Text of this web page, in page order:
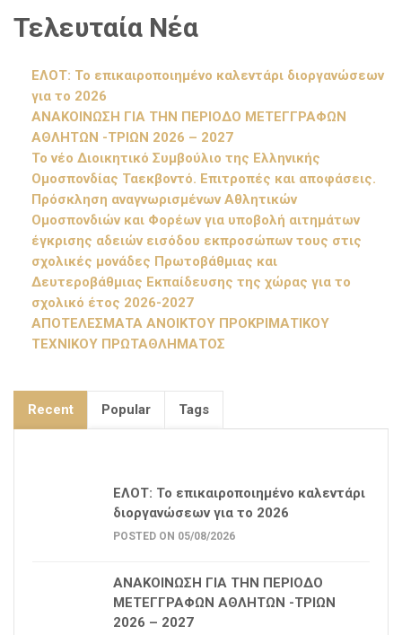
Τελευταία Νέα
ΕΛΟΤ: Το επικαιροποιημένο καλεντάρι διοργανώσεων
για το 2026
ΑΝΑΚΟΙΝΩΣΗ ΓΙΑ ΤΗΝ ΠΕΡΙΟΔΟ ΜΕΤΕΓΓΡΑΦΩΝ
ΑΘΛΗΤΩΝ -ΤΡΙΩΝ 2026 – 2027
Το νέο Διοικητικό Συμβούλιο της Ελληνικής
Ομοσπονδίας Ταεκβοντό. Επιτροπές και αποφάσεις.
Πρόσκληση αναγνωρισμένων Αθλητικών
Ομοσπονδιών και Φορέων για υποβολή αιτημάτων
έγκρισης αδειών εισόδου εκπροσώπων τους στις
σχολικές μονάδες Πρωτοβάθμιας και
Δευτεροβάθμιας Εκπαίδευσης της χώρας για το
σχολικό έτος 2026-2027
ΑΠΟΤΕΛΕΣΜΑΤΑ ΑΝΟΙΚΤΟΥ ΠΡΟΚΡΙΜΑΤΙΚΟΥ
ΤΕΧΝΙΚΟΥ ΠΡΩΤΑΘΛΗΜΑΤΟΣ
Recent Popular Tags
ΕΛΟΤ: Το επικαιροποιημένο καλεντάρι
διοργανώσεων για το 2026
POSTED ON 05/08/2026
ΑΝΑΚΟΙΝΩΣΗ ΓΙΑ ΤΗΝ ΠΕΡΙΟΔΟ
ΜΕΤΕΓΓΡΑΦΩΝ ΑΘΛΗΤΩΝ -ΤΡΙΩΝ
2026 – 2027